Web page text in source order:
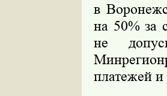
в
на 50% за
не
платежей